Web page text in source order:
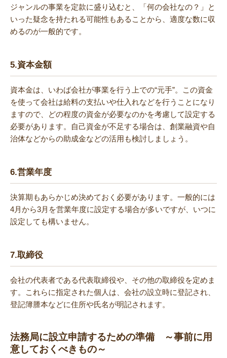
ジャンルの事業を定款に盛り込むと、「何の会社なの？」と
いった疑念を持たれる可能性もあることから、適度な数に収
めるのが一般的です。
5.資本金額
資本金は、いわば会社が事業を行う上での“元手”。この資金
を使って会社は給料の支払いや仕入れなどを行うことになり
ますので、どの程度の資金が必要なのかを考慮して設定する
必要があります。自己資金が不足する場合は、創業融資や自
治体などからの助成金などの活用も検討しましょう。
6.営業年度
決算期もあらかじめ決めておく必要があります。一般的には
4月から3月を営業年度に設定する場合が多いですが、いつに
設定しても構いません。
7.取締役
会社の代表者である代表取締役や、その他の取締役を定めま
す。これらに指定された個人は、会社の設立時に登記され、
登記簿謄本などに住所や氏名が明記されます。
法務局に設立申請するための準備 ～事前に用
意しておくべきもの～